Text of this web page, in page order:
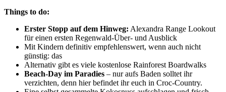
Things to do:
Erster Stopp auf dem Hinweg: Alexandra Range Lookout
für einen ersten Regenwald-Über- und Ausblick
Mit Kindern definitiv empfehlenswert, wenn auch nicht
günstig: das
Alternativ gibt es viele kostenlose Rainforest Boardwalks
Beach-Day im Paradies – nur aufs Baden solltet ihr
verzichten, denn hier befindet ihr euch in Croc-Country.